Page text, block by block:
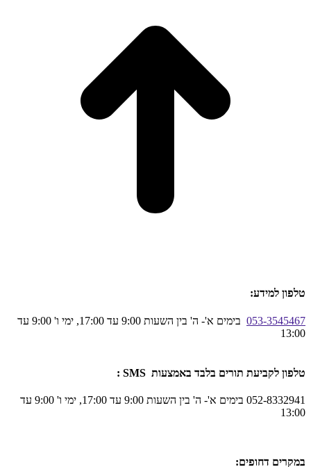
טלפון למידע:
053-3545467
בימים א'- ה' בין השעות 9:00 עד 17:00, ימי ו' 9:00 עד
13:00
טלפון לקביעת תורים בלבד באמצעות SMS :
052-8332941 בימים א'- ה' בין השעות 9:00 עד 17:00, ימי ו' 9:00 עד
13:00
במקרים דחופים: